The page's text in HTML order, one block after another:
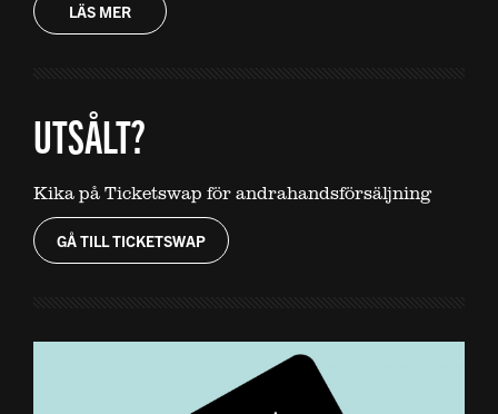
LÄS MER
UTSÅLT?
Kika på Ticketswap för andrahandsförsäljning
GÅ TILL TICKETSWAP